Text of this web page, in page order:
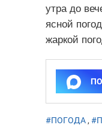
утра до
ясной
жаркой
#ПОГОДА,